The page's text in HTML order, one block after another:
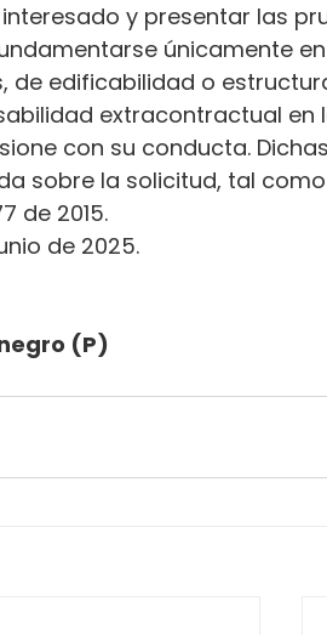
y presentar las
únicamente
de edificabilidad o
extracontractual en
con su conducta.
sobre la solicitud, tal
de 2015.
de 2025.
(P)